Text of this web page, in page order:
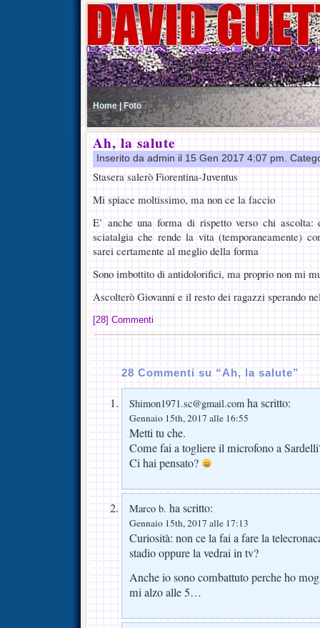
Home | Foto
Ah, la salute
Inserito da admin il 15 Gen 2017 4:07 pm.
Stasera salerò Fiorentina-Juventus
Mi spiace moltissimo, ma non ce la faccio
E’ anche una forma di rispetto verso chi
sciatalgia che rende la vita (temporaneamente)
sarei certamente al meglio della forma
Sono imbottito di antidolorifici, ma proprio non mi
Ascolterò Giovanni e il resto dei ragazzi sperando
[28] Commenti
28 Commenti su “Ah, la salute”
Shimon1971.sc@gmail.com ha scritto:
Gennaio 15th, 2017 alle 16:55
Metti tu che.
Come fai a togliere il microfono a
Ci hai pensato?
Marco b. ha scritto:
Gennaio 15th, 2017 alle 17:13
Curiosità: non ce la fai a fare la
stadio oppure la vedrai in tv?
Anche io sono combattuto perche ho
mi alzo alle 5…